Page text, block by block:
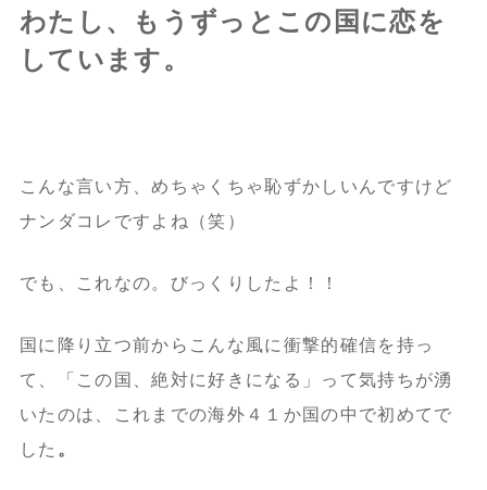
わたし、もうずっとこの国に恋を
しています。
こんな言い方、めちゃくちゃ恥ずかしいんですけど
ナンダコレですよね（笑）
でも、これなの。びっくりしたよ！！
国に降り立つ前からこんな風に衝撃的確信を持っ
て、「この国、絶対に好きになる」って気持ちが湧
いたのは、これまでの海外４１か国の中で初めてで
した 。